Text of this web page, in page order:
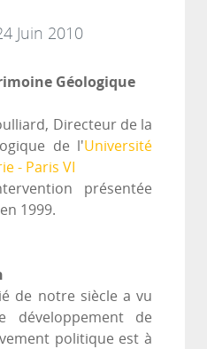
Juin 2010
Géologique
Directeur de la
de l'Université
- Paris VI
présentée
1999.
de notre siècle a vu
développement de
politique est à